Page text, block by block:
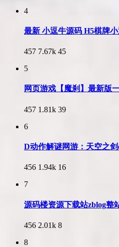
4
最新 小逗牛源码 H5棋牌
457 7.67k 45
5
网页游戏【魔刹】最新版
457 1.81k 39
6
D动作解谜网游：天空之
456 1.94k 16
7
源码楼资源下载站zblog整
456 2.01k 8
8